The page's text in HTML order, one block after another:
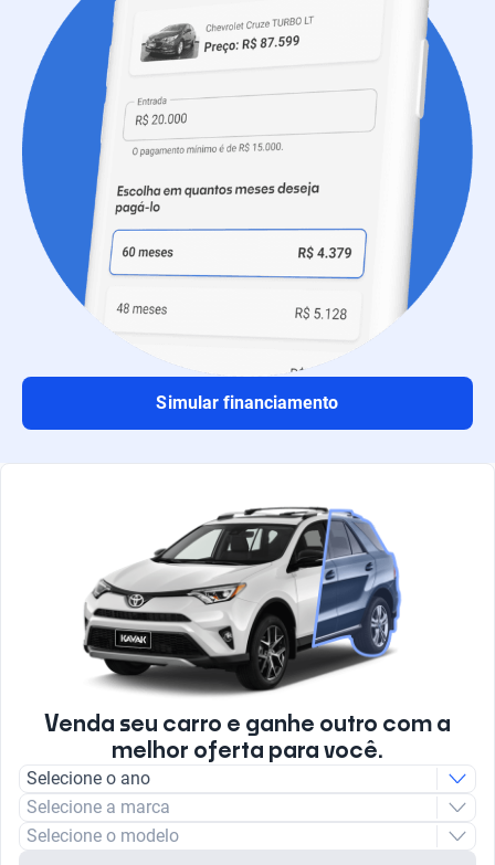
Simular financiamento
Venda seu carro e ganhe outro com a
melhor oferta para você.
Selecione o ano
Selecione a marca
Selecione o modelo